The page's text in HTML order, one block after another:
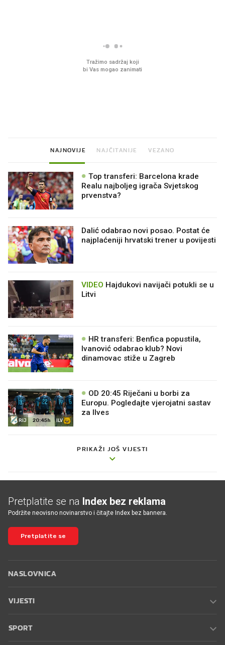
NAJNOVIJE NAJČITANIJE VEZANO
Top transferi: Barcelona krade
Realu najboljeg igrača Svjetskog
prvenstva?
Dalić odabrao novi posao. Postat će
najplaćeniji hrvatski trener u povijesti
VIDEO
Litvi
HR transferi: Benfica popustila,
Ivanović odabrao klub? Novi
dinamovac stiže u Zagreb
RIJ 20:45h ILV
OD 20:45 Riječani u borbi za
Europu. Pogledajte vjerojatni sastav
za Ilves
PRIKAŽI JOŠ VIJESTI
Pretplatite se na Index bez reklama
Podržite neovisno novinarstvo i čitajte Index bez bannera.
Pretplatite se
NASLOVNICA
VIJESTI
SPORT